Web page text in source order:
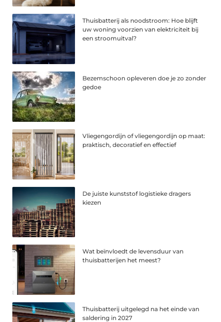
Thuisbatterij als noodstroom: Hoe blijft
uw woning voorzien van elektriciteit bij
een stroomuitval?
Bezemschoon opleveren doe je zo zonder
gedoe
Vliegengordijn of vliegengordijn op maat:
praktisch, decoratief en effectief
De juiste kunststof logistieke dragers
kiezen
Wat beïnvloedt de levensduur van
thuisbatterijen het meest?
Thuisbatterij uitgelegd na het einde van
saldering in 2027